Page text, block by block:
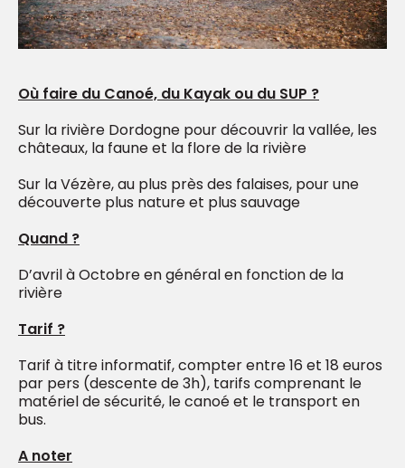
Où faire du Canoé, du Kayak ou du SUP ?
Sur la rivière Dordogne pour découvrir la vallée, les
châteaux, la faune et la flore de la rivière
Sur la Vézère, au plus près des falaises, pour une
découverte plus nature et plus sauvage
Quand ?
D’avril à Octobre en général en fonction de la
rivière
Tarif ?
Tarif à titre informatif, compter entre 16 et 18 euros
par pers (descente de 3h), tarifs comprenant le
matériel de sécurité, le canoé et le transport en
bus.
A noter